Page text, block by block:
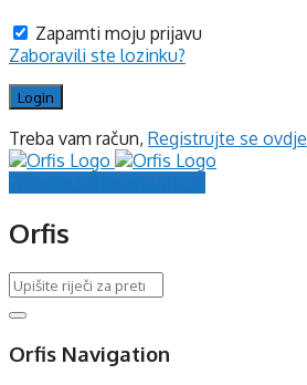
Zapamti moju prijavu
Zaboravili ste lozinku?
Treba vam račun, Registrujte se ovdje
Orfis
Orfis Navigation